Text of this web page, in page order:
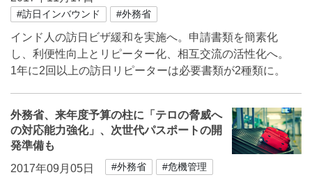
#訪日インバウンド #外務省
インド人の訪日ビザ緩和を実施へ。申請書類を簡素化
し、利便性向上とリピーター化、相互交流の活性化へ。
1年に2回以上の訪日リピーターは必要書類が2種類に。
外務省、来年度予算の柱に「テロの脅威へ
の対応能力強化」、次世代パスポートの開
発準備も
2017年09月05日
#外務省 #危機管理